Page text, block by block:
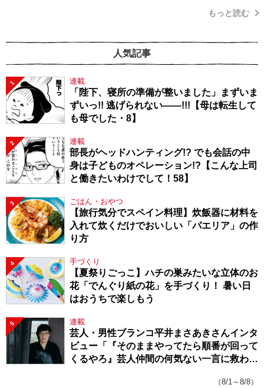
もっと読む
人気記事
1 連載
「陛下、寝所の準備が整いました」まずいま
ずいっ!! 逃げられない――!!!【母は転生して
も母でした・8】
2 連載
部長がヘッドハンティング!? でも会話の中
身は子どものオペレーション!?【こんな上司
と働きたいわけでして！58】
3 ごはん・おやつ
【旅行気分でスペイン料理】炊飯器に材料を
入れて炊くだけでおいしい「パエリア」の作
り方
4 手づくり
【夏祭りごっこ】ハチの巣みたいな立体のお
花「でんぐり紙の花」を手づくり！ 暑い日
はおうちで楽しもう
5 連載
芸人・男性ブランコ平井まさあきさんインタ
ビュー「『そのままやってたら順番が回って
くるやろ』芸人仲間の何気ない一言に救われ
（8/1～8/8）